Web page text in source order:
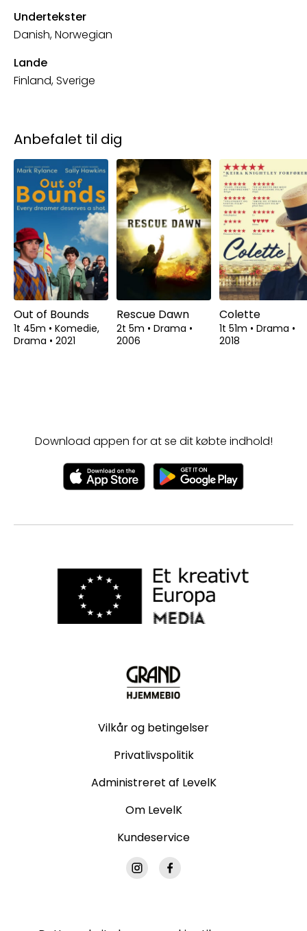
Undertekster
Danish, Norwegian
Lande
Finland, Sverige
Anbefalet til dig
Out of Bounds
1t 45m • Komedie,
Drama • 2021
Rescue Dawn
2t 5m • Drama •
2006
Colette
1t 51m • Drama •
2018
Download appen for at se dit købte indhold!
Vilkår og betingelser
Privatlivspolitik
Administreret af LevelK
Om LevelK
Kundeservice